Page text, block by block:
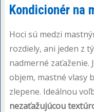
Kondicionér na
Hoci sú medzi
rozdiely, ani jeden z
nadmerné zaťaženie.
objem, mastné vlasy
zlepene. Ideálnou
nezaťažujúcou